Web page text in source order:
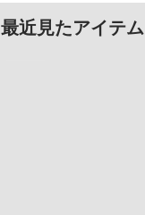
最近見たアイテム